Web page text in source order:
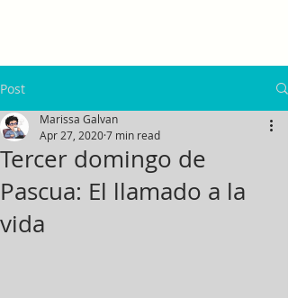
Post
Tercer domingo de
Pascua: El llamado a la
vida
Marissa Galvan
Apr 27, 20207 min read